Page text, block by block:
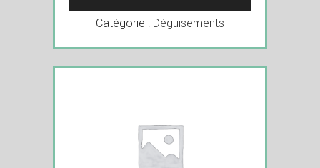
Catégorie : Déguisements